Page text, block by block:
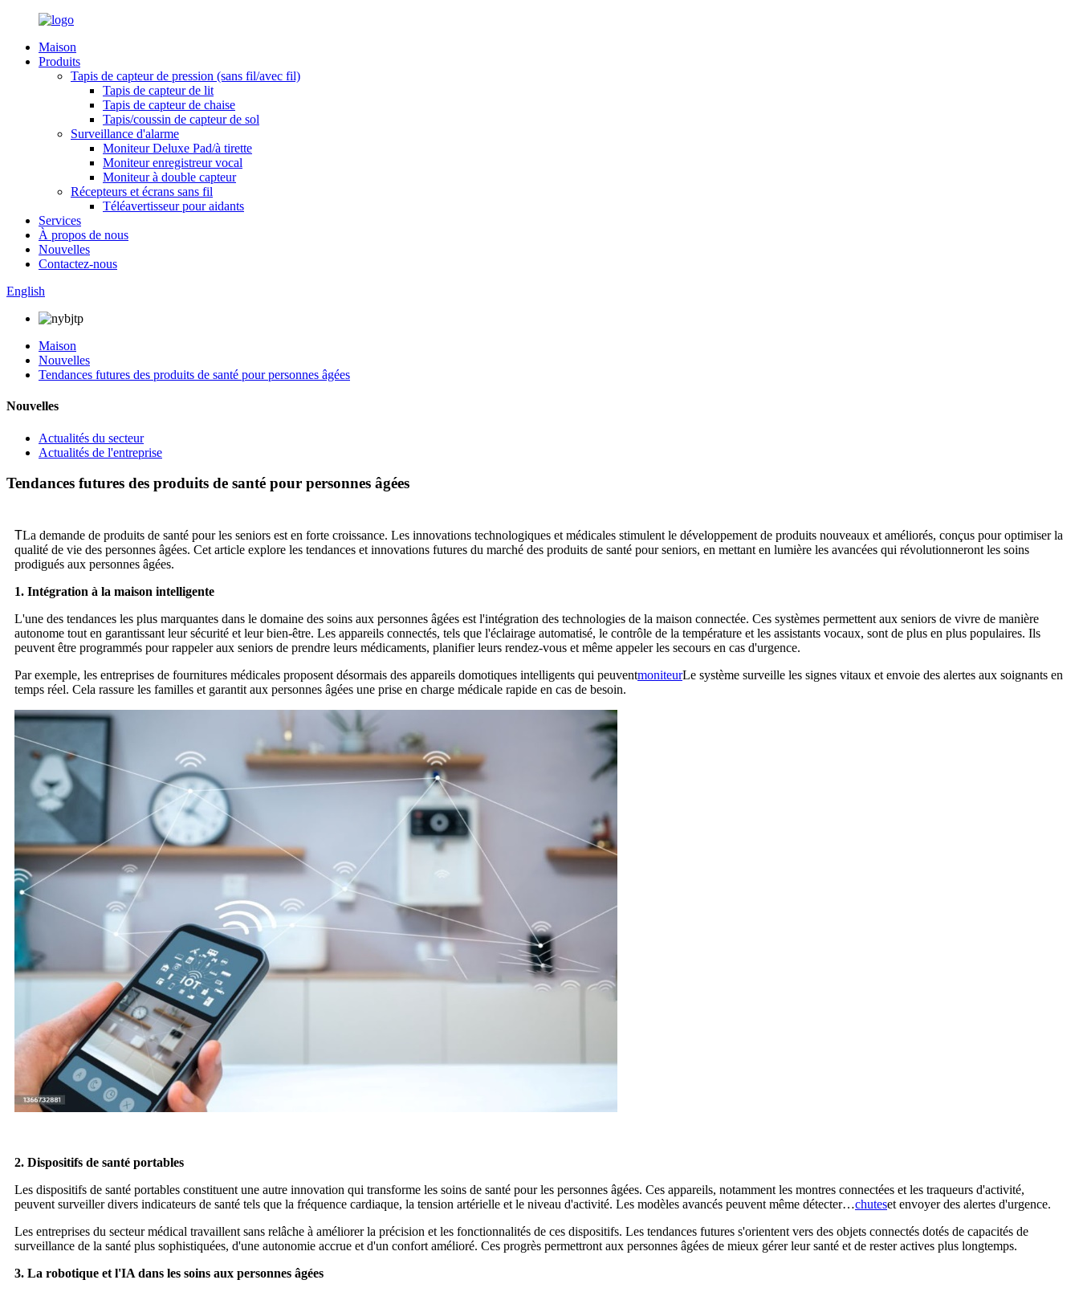
Maison
Produits
Tapis de capteur de pression (sans fil/avec fil)
Tapis de capteur de lit
Tapis de capteur de chaise
Tapis/coussin de capteur de sol
Surveillance d'alarme
Moniteur Deluxe Pad/à tirette
Moniteur enregistreur vocal
Moniteur à double capteur
Récepteurs et écrans sans fil
Téléavertisseur pour aidants
Services
À propos de nous
Nouvelles
Contactez-nous
English
Maison
Nouvelles
Tendances futures des produits de santé pour personnes âgées
Nouvelles
Actualités du secteur
Actualités de l'entreprise
Tendances futures des produits de santé pour personnes âgées
TLa demande de produits de santé pour les seniors est en forte croissance. Les innovations technologiques et médicales stimulent le développement de produits nouveaux et améliorés, conçus pour optimiser la
qualité de vie des personnes âgées. Cet article explore les tendances et innovations futures du marché des produits de santé pour seniors, en mettant en lumière les avancées qui révolutionneront les soins
prodigués aux personnes âgées.
1. Intégration à la maison intelligente
L'une des tendances les plus marquantes dans le domaine des soins aux personnes âgées est l'intégration des technologies de la maison connectée. Ces systèmes permettent aux seniors de vivre de manière
autonome tout en garantissant leur sécurité et leur bien-être. Les appareils connectés, tels que l'éclairage automatisé, le contrôle de la température et les assistants vocaux, sont de plus en plus populaires. Ils
peuvent être programmés pour rappeler aux seniors de prendre leurs médicaments, planifier leurs rendez-vous et même appeler les secours en cas d'urgence.
Par exemple, les entreprises de fournitures médicales proposent désormais des appareils domotiques intelligents qui peuventmoniteurLe système surveille les signes vitaux et envoie des alertes aux soignants en
temps réel. Cela rassure les familles et garantit aux personnes âgées une prise en charge médicale rapide en cas de besoin.
2. Dispositifs de santé portables
Les dispositifs de santé portables constituent une autre innovation qui transforme les soins de santé pour les personnes âgées. Ces appareils, notamment les montres connectées et les traqueurs d'activité,
peuvent surveiller divers indicateurs de santé tels que la fréquence cardiaque, la tension artérielle et le niveau d'activité. Les modèles avancés peuvent même détecter…chuteset envoyer des alertes d'urgence.
Les entreprises du secteur médical travaillent sans relâche à améliorer la précision et les fonctionnalités de ces dispositifs. Les tendances futures s'orientent vers des objets connectés dotés de capacités de
surveillance de la santé plus sophistiquées, d'une autonomie accrue et d'un confort amélioré. Ces progrès permettront aux personnes âgées de mieux gérer leur santé et de rester actives plus longtemps.
3. La robotique et l'IA dans les soins aux personnes âgées